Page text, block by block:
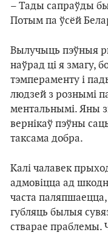
– Тады сапраўды
Потым па ўсёй
Вылучыць пэўныя
наўрад ці я змагу,
тэмпераменту і
людзей з рознымі
ментальнымі. Яны
вернікаў пэўны
таксама добра.
Калі чалавек
адмовіцца ад
часта
губляць былыя
стварае праблемы.